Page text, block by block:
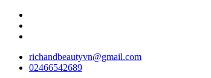
richandbeautyvn@gmail.com
02466542689